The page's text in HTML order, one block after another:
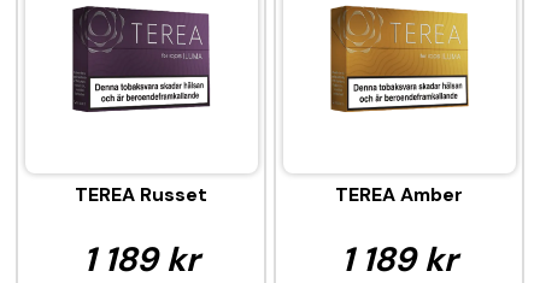
TEREA Russet
1 189 kr
TEREA Amber
1 189 kr